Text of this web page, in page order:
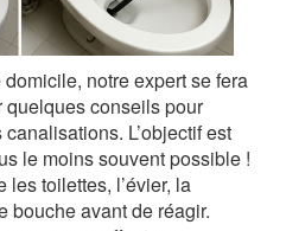
notre expert se fera
conseils pour
L’objectif est
le moins souvent possible !
les toilettes, l’évier, la
bouche avant de réagir.